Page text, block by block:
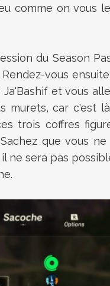
comme on vous
du Season
vous
et vous
murets, car c'est
trois coffres
que vous
ne sera pas